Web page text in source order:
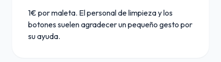
1€ por maleta. El personal de limpieza y los
botones suelen agradecer un pequeño gesto por
su ayuda.